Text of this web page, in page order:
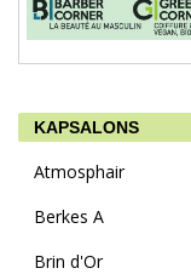
KAPSALONS
Atmosphair
Berkes A
Brin d'Or